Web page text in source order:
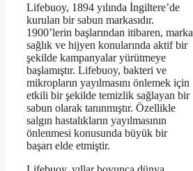
Lifebuoy, 1894 yılında İngiltere’de
kurulan bir sabun markasıdır.
1900’lerin başlarından itibaren, marka
sağlık ve hijyen konularında aktif bir
şekilde kampanyalar yürütmeye
başlamıştır. Lifebuoy, bakteri ve
mikropların yayılmasını önlemek için
etkili bir şekilde temizlik sağlayan bir
sabun olarak tanınmıştır. Özellikle
salgın hastalıkların yayılmasının
önlenmesi konusunda büyük bir
başarı elde etmiştir.